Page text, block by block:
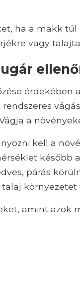
ha a makk túl
vagy
érdekében
a
kell a
később
párás
amint azok